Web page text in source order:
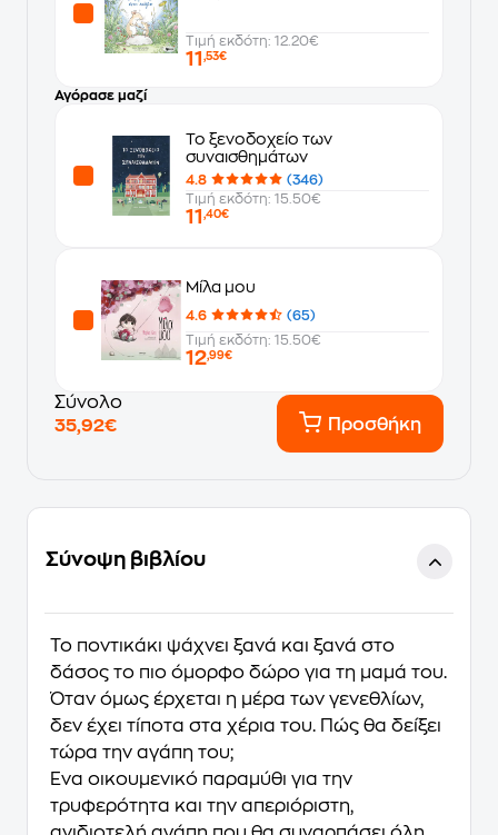
Τιμή εκδότη: 12.20€
11 ,53€
Αγόρασε μαζί
Το ξενοδοχείο των
συναισθημάτων
4.8
(346)
Τιμή εκδότη: 15.50€
11 ,40€
Μίλα μου
4.6
(65)
Τιμή εκδότη: 15.50€
12,99€
Σύνολο
35,92€
Προσθήκη
Σύνοψη βιβλίου
Το ποντικάκι ψάχνει ξανά και ξανά στο
δάσος το πιο όμορφο δώρο για τη μαμά του.
Όταν όμως έρχεται η μέρα των γενεθλίων,
δεν έχει τίποτα στα χέρια του. Πώς θα δείξει
τώρα την αγάπη του;
Ένα οικουμενικό παραμύθι για την
τρυφερότητα και την απεριόριστη,